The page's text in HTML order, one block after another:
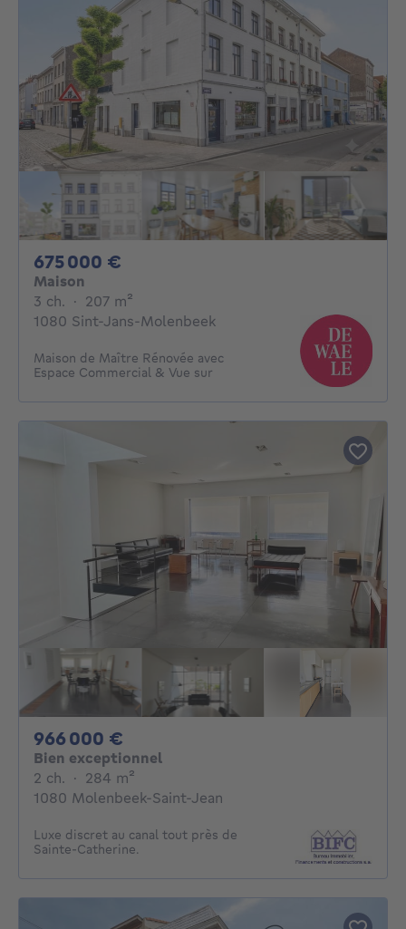
675 000 €
Maison
3 ch. 3 chambres
· 207 m²
1080 Sint-Jans-Molenbeek
Maison de Maître Rénovée avec
Espace Commercial & Vue sur
966 000 €
Bien exceptionnel
2 ch. 2 chambres
· 284 m²
1080 Molenbeek-Saint-Jean
Luxe discret au canal tout près de
Sainte-Catherine.